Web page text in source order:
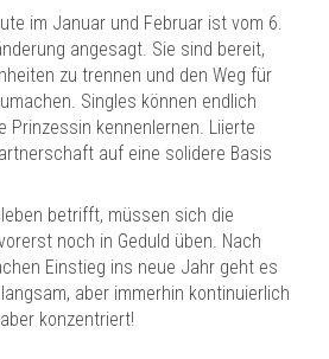
im Januar und Februar ist vom 6.
angesagt. Sie sind bereit,
zu trennen und den Weg für
Singles können endlich
Prinzessin kennenlernen. Liierte
auf eine solidere Basis
betrifft, müssen sich die
noch in Geduld üben. Nach
Einstieg ins neue Jahr geht es
aber immerhin kontinuierlich
konzentriert!